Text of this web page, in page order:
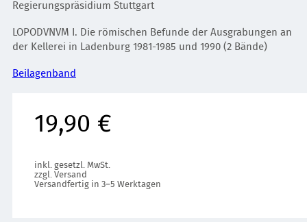
Regierungspräsidium Stuttgart
LOPODVNVM I. Die römischen Befunde der Ausgrabungen an
der Kellerei in Ladenburg 1981-1985 und 1990 (2 Bände)
Beilagenband
19,90 €
inkl. gesetzl. MwSt.
zzgl. Versand
Versandfertig in 3–5 Werktagen